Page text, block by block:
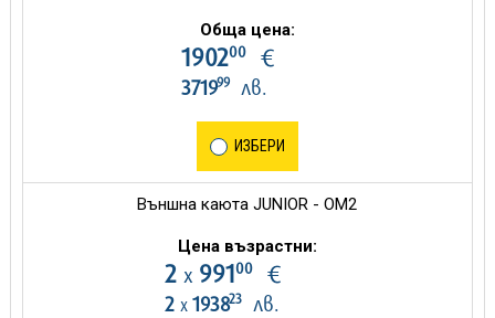
Обща цена:
190200€
371999лв.
ИЗБЕРИ
Външна каюта JUNIOR - OM2
Цена възрастни:
2 х 99100€
2 х 193823лв.